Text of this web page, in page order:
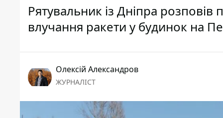
Рятувальник із Дніпра
влучання ракети у будинок на
Олексій Александров
ЖУРНАЛІСТ